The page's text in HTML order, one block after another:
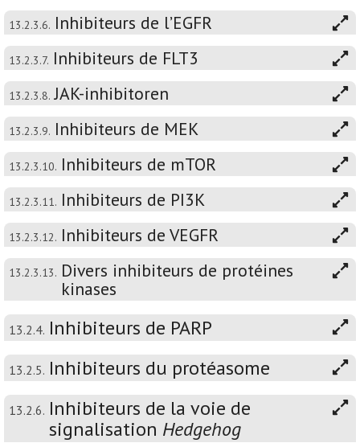
13.2.3.6. Inhibiteurs de l’EGFR
13.2.3.7. Inhibiteurs de FLT3
13.2.3.8. JAK-inhibitoren
13.2.3.9. Inhibiteurs de MEK
13.2.3.10. Inhibiteurs de mTOR
13.2.3.11. Inhibiteurs de PI3K
13.2.3.12. Inhibiteurs de VEGFR
13.2.3.13. Divers inhibiteurs de protéines
kinases
13.2.4. Inhibiteurs de PARP
13.2.5. Inhibiteurs du protéasome
13.2.6. Inhibiteurs de la voie de
signalisation Hedgehog